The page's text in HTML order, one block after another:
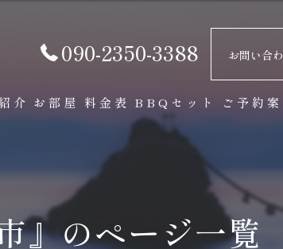
090-2350-3388 お問い合
介 お部屋 料金表 BBQセット ご予約案
』のページ一覧